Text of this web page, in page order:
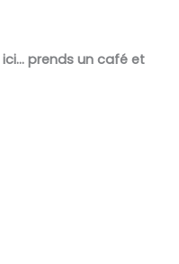
ici… prends un café et